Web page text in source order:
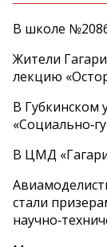
В школе
Жители
лекцию
В Губкинском
В ЦМД
стали